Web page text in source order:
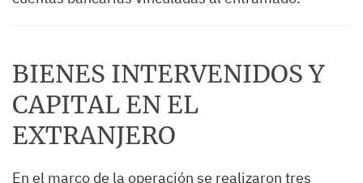
BIENES INTERVENIDOS Y
CAPITAL EN EL
EXTRANJERO
En el marco de la operación se realizaron tres